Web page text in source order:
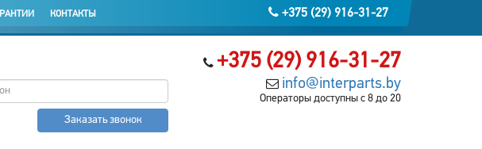
+375 (29) 916-31-27
КОНТАКТЫ
+375 (29) 916-31-27
info@interparts.by
Операторы доступны с 8 до 20
Заказать звонок